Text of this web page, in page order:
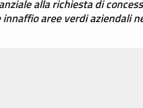
alla richiesta di
aree verdi aziendali